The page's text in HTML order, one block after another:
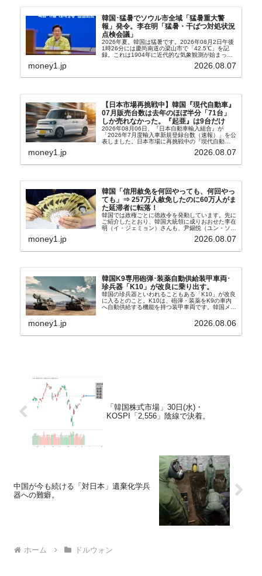
韓国･猛暑でソウル市全域「猛暑重大警
報」発令。李在明「猛暑・干ばつ対処状況
点検会議」
2026年夏。韓国は猛暑です。2026年08月2日午後
1時26分には慶尚南道の梁山市で「42.5℃」を記
録。これは1904年に近代的な気象観測が始まって
ウル市全域への「猛暑重大警報」が発令され...
money1.jp 2026.08.07
【日本市場再挑戦中】韓国『現代自動車』
07月販売台数は去年のほぼ半分「71台」
しか売れなかった。『起亜』は9台だけ
2026年08月06日、『日本自動車輸入組合』が
「2026年7月度輸入車新規登録台数（速報）」を公
表しました。日本市場に再挑戦中の『現代自動
台数はこの中に捉えられているはずです。先月から
money1.jp 2026.08.07
韓国「信用赦免を何回やっても、何回やっ
ても」⇒ 257万人赦免したのに60万人がま
た延滞者に転落！
韓国では政権ごとに徳政令を発動しています。先に
ご紹介したとおり、韓国大統領に成りおおせた李在
明（イ・ジェミョン）さんも、尹錫悦（ユン・ソギ
ョル）前政権が行った――「新出発基金」をバッド
バンクにして不良債権の買い取りを行い、分割償還
money1.jp 2026.08.07
韓国K9専用砲弾･装薬自動供給装甲車両･
珍兵器「K10」が改良に乗り出す。
韓国の珍兵器といわれることもある「K10」が改良
に入るとのこと。K10は、砲弾・装薬をK9の車内
へ自動供給する機能を持つ装甲車両です。韓国メデ
から以下に一部を引きます。2005年に初めて...
money1.jp 2026.08.06
「韓国株式市場」30日(水)・
KOSPI「2,556」陰線で決着。
中国が今も続ける「対日本」遺棄化学兵
器への難癖。
ホーム ドルウォン